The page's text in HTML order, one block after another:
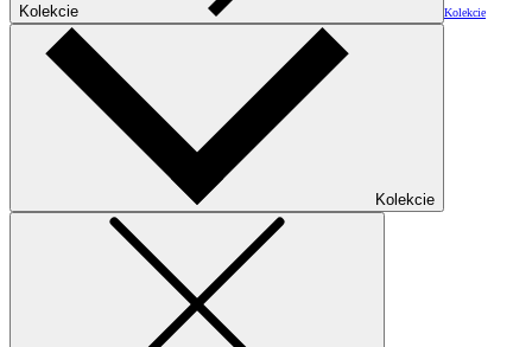
Kolekcie Kolekcie
Kolekcie